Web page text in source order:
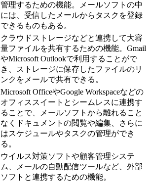
管理するための機能。メールソフトの中
には、受信したメールからタスクを登録
できるものもある。
クラウドストレージなどと連携して大容
量ファイルを共有するための機能。Gmail
やMicrosoft Outlookで利用することがで
き、ストレージに保存したファイルのリ
ンクをメールで共有できる。
Microsoft OfficeやGoogle Workspaceなどの
オフィススイートとシームレスに連携す
ることで、メールソフトから離れること
なくドキュメントの閲覧や編集、さらに
はスケジュールやタスクの管理ができ
る。
ウイルス対策ソフトや顧客管理システ
ム、メールの自動配信ツールなど、外部
ソフトと連携するための機能。